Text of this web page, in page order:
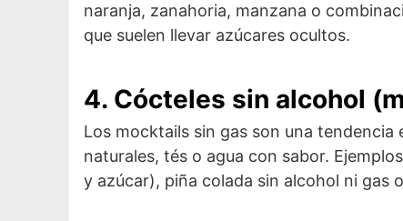
naranja, zanahoria, manzana o
que suelen llevar azúcares ocultos.
4. Cócteles sin alcohol
Los mocktails sin gas son una tendencia
naturales, tés o agua con sabor.
y azúcar), piña colada sin alcohol ni gas